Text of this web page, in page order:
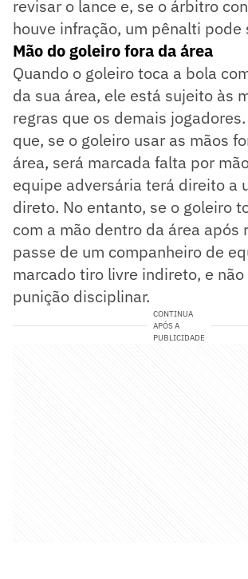
revisar o lance e, se o árbitro
houve infração, um pênalti pode
Mão do goleiro fora da área
Quando o goleiro toca a bola
da sua área, ele está sujeito às
regras que os demais
que, se o goleiro usar as mãos
área, será marcada falta por
equipe adversária terá direito a
direto. No entanto, se o goleiro
com a mão dentro da área após
passe de um companheiro de
marcado tiro livre indireto, e não
punição disciplinar​.
CONTINUA
APÓS A
PUBLICIDADE